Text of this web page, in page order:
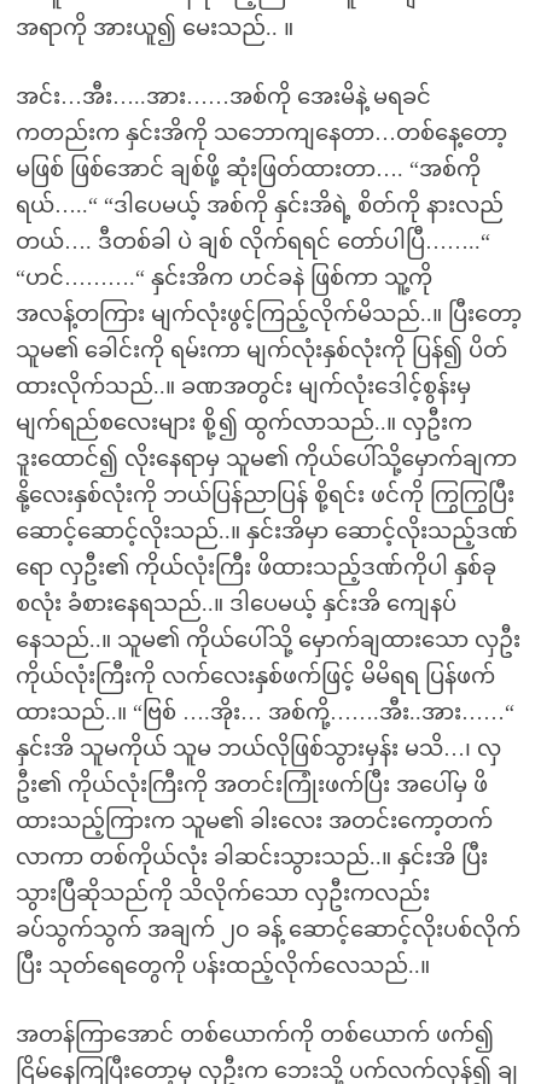
အရာကို အားယူ၍ မေးသည်.. ။
အင်း…အီး…..အား……အစ်ကို အေးမိနဲ့ မရခင်
ကတည်းက နှင်းအိကို သဘောကျနေတာ…တစ်နေ့တော့
မဖြစ် ဖြစ်အောင် ချစ်ဖို့ ဆုံးဖြတ်ထားတာ…. “အစ်ကို
ရယ်…..“ “ဒါပေမယ့် အစ်ကို နှင်းအိရဲ့ စိတ်ကို နားလည်
တယ်…. ဒီတစ်ခါ ပဲ ချစ် လိုက်ရရင် တော်ပါပြီ……..“
“ဟင်……….“ နှင်းအိက ဟင်ခနဲ ဖြစ်ကာ သူ့ကို
အလန့်တကြား မျက်လုံးဖွင့်ကြည့်လိုက်မိသည်..။ ပြီးတော့
သူမ၏ ခေါင်းကို ရမ်းကာ မျက်လုံးနှစ်လုံးကို ပြန်၍ ပိတ်
ထားလိုက်သည်..။ ခဏအတွင်း မျက်လုံးဒေါင့်စွန်းမှ
မျက်ရည်စလေးများ စို့၍ ထွက်လာသည်..။ လှဦးက
ဒူးထောင်၍ လိုးနေရာမှ သူမ၏ ကိုယ်ပေါ်သို့မှောက်ချကာ
နို့လေးနှစ်လုံးကို ဘယ်ပြန်ညာပြန် စို့ရင်း ဖင်ကို ကြွကြွပြီး
ဆောင့်ဆောင့်လိုးသည်..။ နှင်းအိမှာ ဆောင့်လိုးသည့်ဒဏ်
ရော လှဦး၏ ကိုယ်လုံးကြီး ဖိထားသည့်ဒဏ်ကိုပါ နှစ်ခု
စလုံး ခံစားနေရသည်..။ ဒါပေမယ့် နှင်းအိ ကျေနပ်
နေသည်..။ သူမ၏ ကိုယ်ပေါ်သို့ မှောက်ချထားသော လှဦး
ကိုယ်လုံးကြီးကို လက်လေးနှစ်ဖက်ဖြင့် မိမိရရ ပြန်ဖက်
ထားသည်..။ “ဗြစ် ….အိုး… အစ်ကို့…….အီး..အား……“
နှင်းအိ သူမကိုယ် သူမ ဘယ်လိုဖြစ်သွားမှန်း မသိ…၊ လှ
ဦး၏ ကိုယ်လုံးကြီးကို အတင်းကြုံးဖက်ပြီး အပေါ်မှ ဖိ
ထားသည့်ကြားက သူမ၏ ခါးလေး အတင်းကော့တက်
လာကာ တစ်ကိုယ်လုံး ခါဆင်းသွားသည်..။ နှင်းအိ ပြီး
သွားပြီဆိုသည်ကို သိလိုက်သော လှဦးကလည်း
ခပ်သွက်သွက် အချက် ၂၀ ခန့် ဆောင့်ဆောင့်လိုးပစ်လိုက်
ပြီး သုတ်ရေတွေကို ပန်းထည့်လိုက်လေသည်..။
အတန်ကြာအောင် တစ်ယောက်ကို တစ်ယောက် ဖက်၍
ငြိမ်နေကြပြီးတော့မှ လှဦးက ဘေးသို့ ပက်လက်လှန်၍ ချ